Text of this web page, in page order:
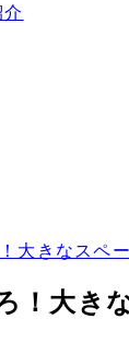
大きなスペ
！大き